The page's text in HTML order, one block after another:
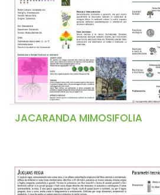
JACARANDA MIMOSIFOLIA